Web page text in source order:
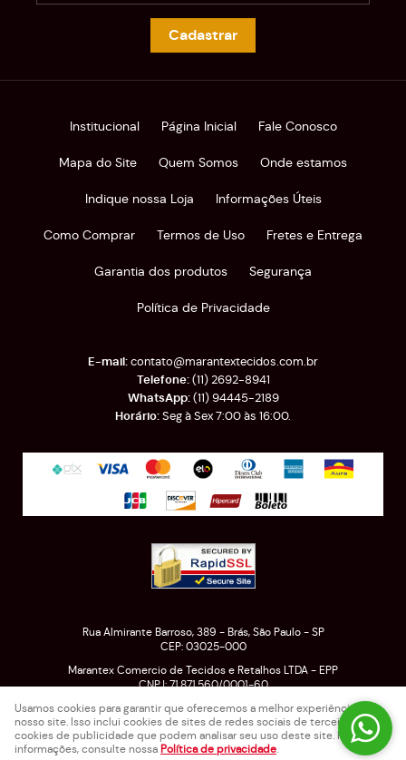
Cadastrar
Institucional Página Inicial Fale Conosco
Mapa do Site Quem Somos Onde estamos
Indique nossa Loja Informações Úteis
Como Comprar Termos de Uso Fretes e Entrega
Garantia dos produtos Segurança
Política de Privacidade
(11)2692-8941
(11)94445-2189
Seg à Sex 7:00 às 16:00.
contato@marantextecidos.com.br
Rua Almirante Barroso, 389 - Brás, São Paulo- SP
CEP: 03025-000
Marantex Comercio de Tecidos e Retalhos LTDA - EPP
CNPJ: 71.871.560/0001-60
LOJA VIRTUAL CRIADA POR
Usamos cookies para garantir que oferecemos a melhor experiência em
nosso site. Isso inclui cookies de sites de redes sociais de terceiros e
cookies de publicidade que podem analisar seu uso deste site. Para mais
informações, consulte nossa Política de privacidade.